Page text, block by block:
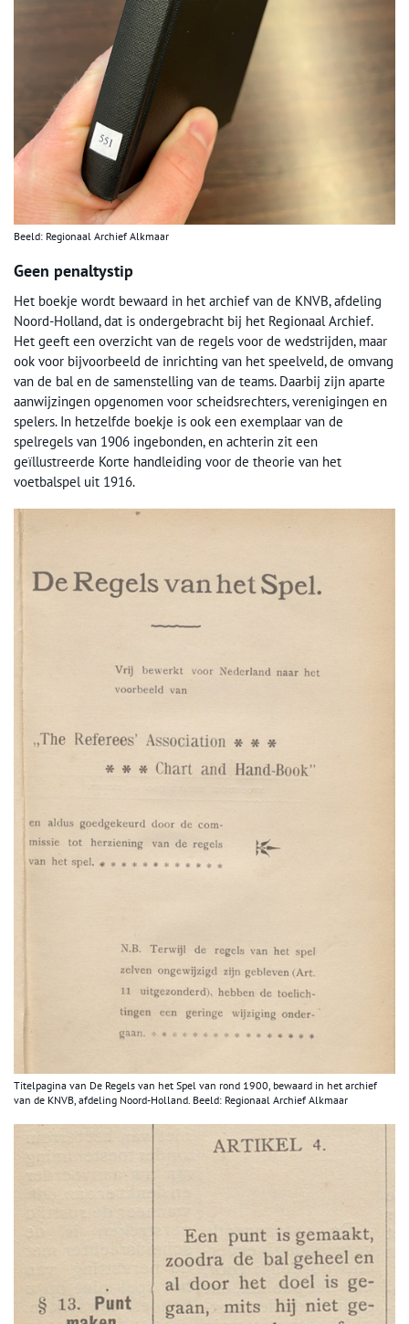
Beeld: Regionaal Archief Alkmaar
Geen penaltystip
Het boekje wordt bewaard in het archief van de KNVB, afdeling
Noord-Holland, dat is ondergebracht bij het Regionaal Archief.
Het geeft een overzicht van de regels voor de wedstrijden, maar
ook voor bijvoorbeeld de inrichting van het speelveld, de omvang
van de bal en de samenstelling van de teams. Daarbij zijn aparte
aanwijzingen opgenomen voor scheidsrechters, verenigingen en
spelers. In hetzelfde boekje is ook een exemplaar van de
spelregels van 1906 ingebonden, en achterin zit een
geïllustreerde Korte handleiding voor de theorie van het
voetbalspel uit 1916.
Titelpagina van De Regels van het Spel van rond 1900, bewaard in het archief
van de KNVB, afdeling Noord-Holland. Beeld: Regionaal Archief Alkmaar